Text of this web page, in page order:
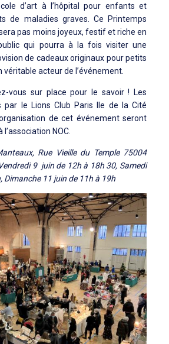
d’art à l’hôpital pour enfants et
de maladies graves. Ce Printemps
pas moins joyeux, festif et riche en
qui pourra à la fois visiter une
de cadeaux originaux pour petits
acteur de l’événement.
vous sur place pour le savoir ! Les
par le Lions Club Paris Ile de la Cité
de cet événement seront
l’association NOC.
Rue Vieille du Temple 75004
9 juin de 12h à 18h 30, Samedi
Dimanche 11 juin de 11h à 19h